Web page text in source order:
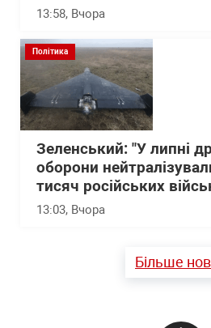
13:58, Вчора
Політика
Зеленський: "У липні
оборони
тисяч російських
13:03, Вчора
Більше